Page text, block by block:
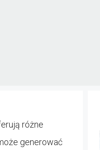
różne
generować